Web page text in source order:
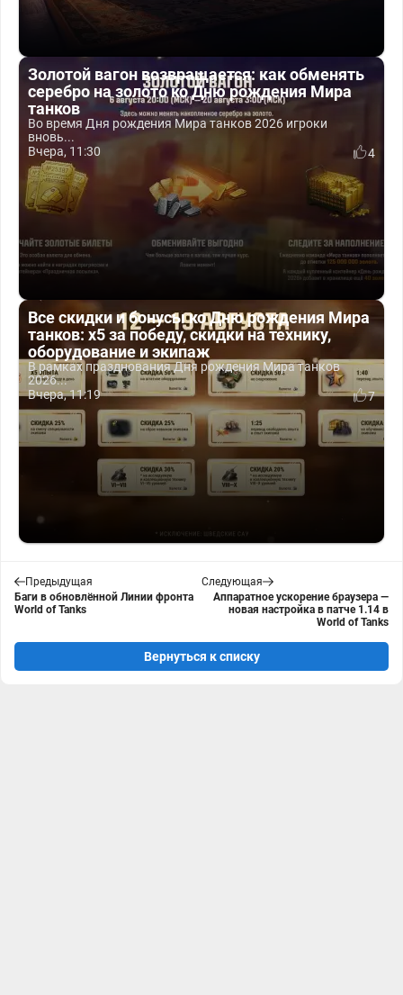
Золотой вагон возвращается: как обменять
серебро на золото ко Дню рождения Мира
танков
Во время Дня рождения Мира танков 2026 игроки
вновь...
Вчера, 11:30
4
Все скидки и бонусы ко Дню рождения Мира
танков: x5 за победу, скидки на технику,
оборудование и экипаж
В рамках празднования Дня рождения Мира танков
2026...
Вчера, 11:19
7
Предыдущая
Баги в обновлённой Линии фронта
World of Tanks
Следующая
Аппаратное ускорение браузера —
новая настройка в патче 1.14 в
World of Tanks
Вернуться к списку